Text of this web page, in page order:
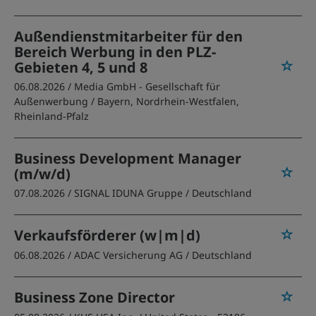
Außendienstmitarbeiter für den
Bereich Werbung in den PLZ-
Gebieten 4, 5 und 8
06.08.2026 / Media GmbH - Gesellschaft für
Außenwerbung / Bayern, Nordrhein-Westfalen,
Rheinland-Pfalz
Business Development Manager
(m/w/d)
07.08.2026 / SIGNAL IDUNA Gruppe / Deutschland
Verkaufsförderer (w|m|d)
06.08.2026 / ADAC Versicherung AG / Deutschland
Business Zone Director